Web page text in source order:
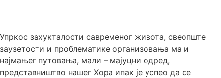
Упркос захукталости савременог живота, свеопште
заузетости и проблематике организовања ма и
најмањег путовања, мали – мајуцни одред,
представништво нашег Хора ипак је успео да се